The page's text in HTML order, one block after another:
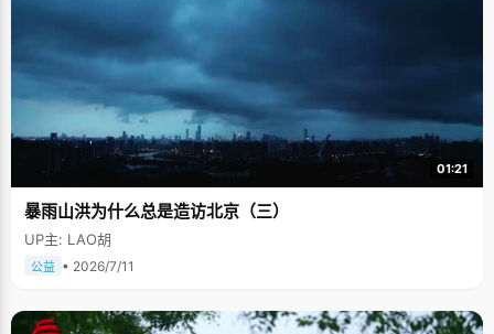
01:21
暴雨山洪为什么总是造访北京（三）
UP主: LAO胡
公益 • 2026/7/11